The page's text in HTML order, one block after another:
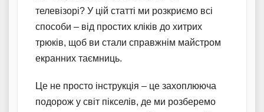
телевізорі? У цій статті ми розкриємо всі
способи – від простих кліків до хитрих
трюків, щоб ви стали справжнім майстром
екранних таємниць.
Це не просто інструкція – це захоплююча
подорож у світ пікселів, де ми розберемо